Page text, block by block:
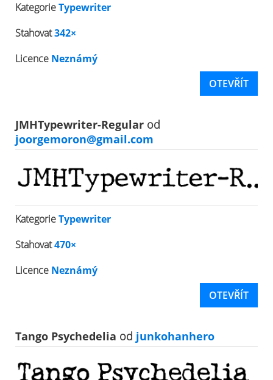
KategorieTypewriter
Stahovat342×
Licence Neznámý
OTEVŘÍT
JMHTypewriter-Regular od
joorgemoron@gmail.com
KategorieTypewriter
Stahovat470×
Licence Neznámý
OTEVŘÍT
Tango Psychedelia od junkohanhero